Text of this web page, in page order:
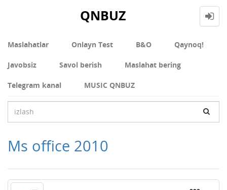
QNBUZ
Maslahatlar Onlayn Test В&О Qaynoq!
Javobsiz Savol berish Maslahat bering
Telegram kanal MUSIC QNBUZ
Ms office 2010